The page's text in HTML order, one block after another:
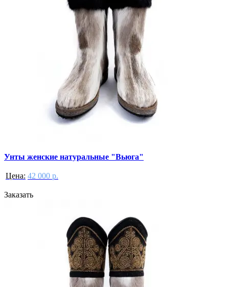
Унты женские натуральные "Вьюга"
Цена: 42 000 р.
Заказать